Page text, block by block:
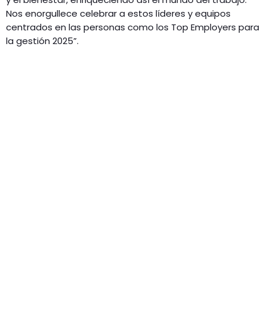
Nos enorgullece celebrar a estos líderes y equipos
centrados en las personas como los Top Employers para
la gestión 2025”.